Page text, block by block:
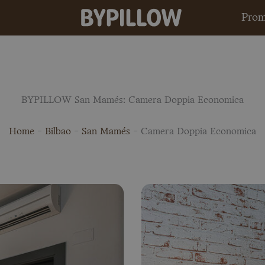
BYPILLOW San Mamés: Camera Doppia Economica
Home - Bilbao - San Mamés - Camera Doppia Economica